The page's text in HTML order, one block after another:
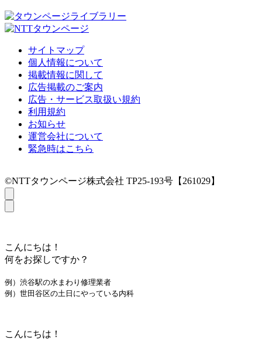
サイトマップ
個人情報について
掲載情報に関して
広告掲載のご案内
広告・サービス取扱い規約
利用規約
お知らせ
運営会社について
緊急時はこちら
©NTTタウンページ株式会社 TP25-193号【261029】
こんにちは！
何をお探しですか？
例）渋谷駅の水まわり修理業者
例）世田谷区の土日にやっている内科
こんにちは！